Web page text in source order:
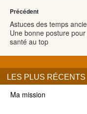
Précédent
Astuces des temps
Une bonne posture
santé au top
LES PLUS RÉCENTS
Ma mission